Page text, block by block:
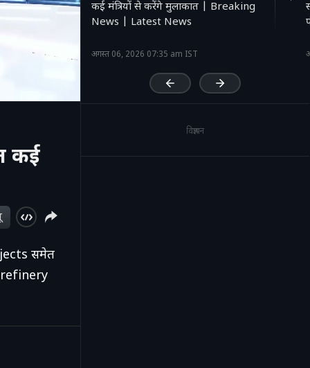
कई
समेत
कई मंत्रियों से करेंगे मुलाकात | Breaking
News | Latest News
अगस्त 06, 2026 07:35 am IST
विज्ञापन